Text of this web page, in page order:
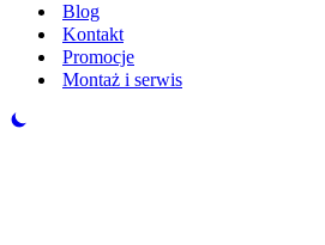
Blog
Kontakt
Promocje
Montaż i serwis